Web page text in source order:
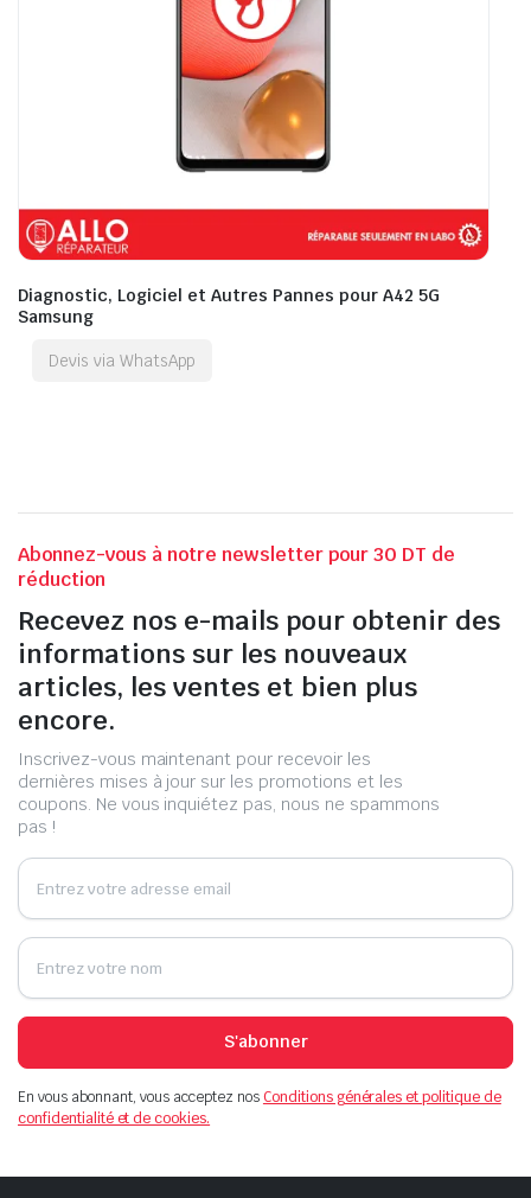
Diagnostic, Logiciel et Autres Pannes pour A42 5G
Samsung
Devis via WhatsApp
Abonnez-vous à notre newsletter pour 30 DT de
réduction
Recevez nos e-mails pour obtenir des
informations sur les nouveaux
articles, les ventes et bien plus
encore.
Inscrivez-vous maintenant pour recevoir les
dernières mises à jour sur les promotions et les
coupons. Ne vous inquiétez pas, nous ne spammons
pas !
S'abonner
En vous abonnant, vous acceptez nosConditions générales et politique de
confidentialité et de cookies.